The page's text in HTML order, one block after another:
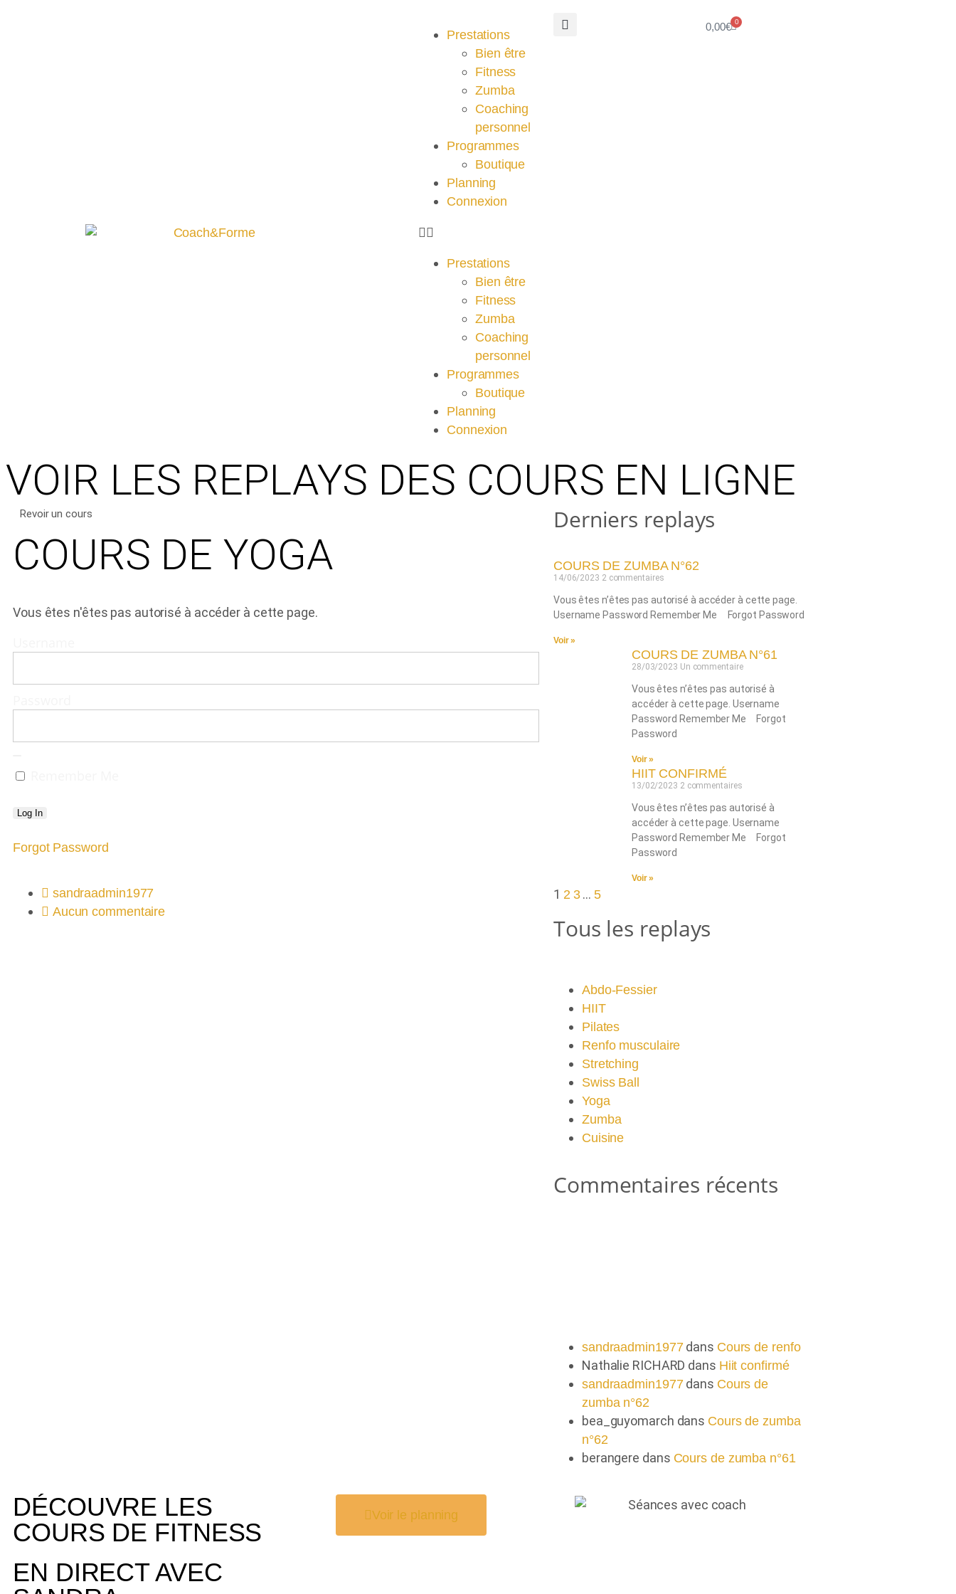
Prestations
Bien être
Fitness
Zumba
Coaching
personnel
Programmes
Boutique
Planning
Connexion
Prestations
Bien être
Fitness
Zumba
Coaching
personnel
Programmes
Boutique
Planning
Connexion
0,00€ 0
VOIR LES REPLAYS DES COURS EN LIGNE
Revoir un cours
COURS DE YOGA
Vous êtes n'êtes pas autorisé à accéder à cette page.
Forgot Password
sandraadmin1977
Aucun commentaire
Derniers replays
COURS DE ZUMBA N°62
14/06/2023 2 commentaires
Vous êtes n’êtes pas autorisé à accéder à cette page.
Username Password Remember Me Forgot Password
Voir »
COURS DE ZUMBA N°61
28/03/2023 Un commentaire
Vous êtes n’êtes pas autorisé à
accéder à cette page. Username
Password Remember Me Forgot
Password
Voir »
HIIT CONFIRMÉ
13/02/2023 2 commentaires
Vous êtes n’êtes pas autorisé à
accéder à cette page. Username
Password Remember Me Forgot
Password
Voir »
1 2 3 … 5
Tous les replays
Abdo-Fessier
HIIT
Pilates
Renfo musculaire
Stretching
Swiss Ball
Yoga
Zumba
Cuisine
Commentaires récents
sandraadmin1977dans Cours de renfo
Nathalie RICHARD dans Hiit confirmé
sandraadmin1977dans Cours de
zumba n°62
bea_guyomarch dans Cours de zumba
n°62
berangere dans Cours de zumba n°61
DÉCOUVRE LES
COURS DE FITNESS
EN DIRECT AVEC
Voir le planning